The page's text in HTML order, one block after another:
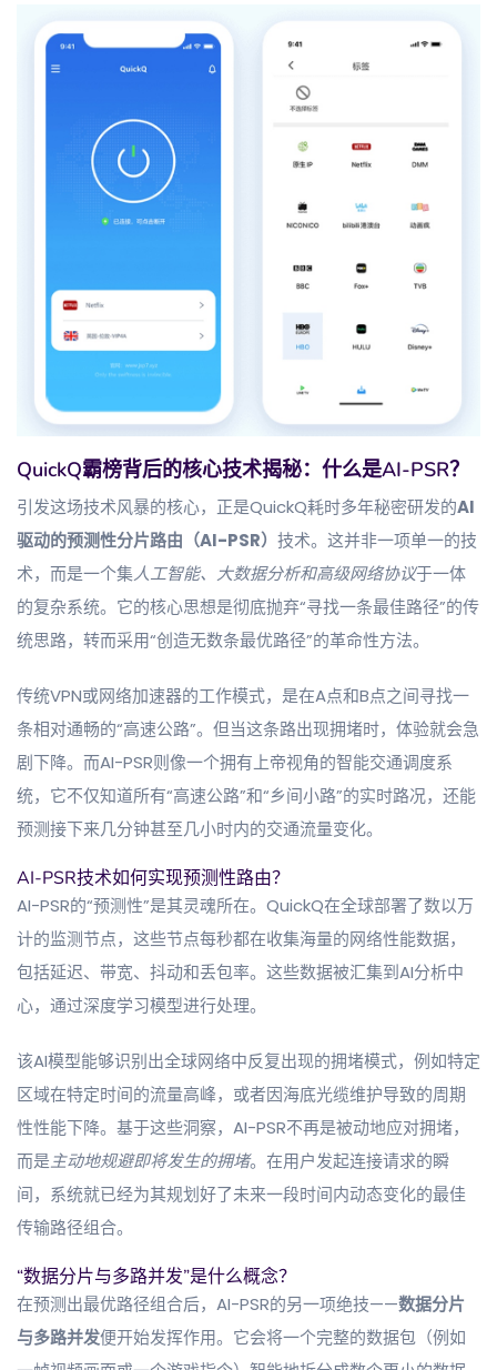
QuickQ霸榜背后的核心技术揭秘：什么是AI-PSR？
引发这场技术风暴的核心，正是QuickQ耗时多年秘密研发的AI
驱动的预测性分片路由（AI-PSR） 技术。这并非一项单一的技
术，而是一个集人工智能、大数据分析和高级网络协议于一体
的复杂系统。它的核心思想是彻底抛弃“寻找一条最佳路径”的传
统思路，转而采用“创造无数条最优路径”的革命性方法。
传统VPN或网络加速器的工作模式，是在A点和B点之间寻找一
条相对通畅的“高速公路”。但当这条路出现拥堵时，体验就会急
剧下降。而AI-PSR则像一个拥有上帝视角的智能交通调度系
统，它不仅知道所有“高速公路”和“乡间小路”的实时路况，还能
预测接下来几分钟甚至几小时内的交通流量变化。
AI-PSR技术如何实现预测性路由？
AI-PSR的“预测性”是其灵魂所在。QuickQ在全球部署了数以万
计的监测节点，这些节点每秒都在收集海量的网络性能数据，
包括延迟、带宽、抖动和丢包率。这些数据被汇集到AI分析中
心，通过深度学习模型进行处理。
该AI模型能够识别出全球网络中反复出现的拥堵模式，例如特定
区域在特定时间的流量高峰，或者因海底光缆维护导致的周期
性性能下降。基于这些洞察，AI-PSR不再是被动地应对拥堵，
而是主动地规避即将发生的拥堵。在用户发起连接请求的瞬
间，系统就已经为其规划好了未来一段时间内动态变化的最佳
传输路径组合。
“数据分片与多路并发”是什么概念？
在预测出最优路径组合后，AI-PSR的另一项绝技——数据分片
与多路并发便开始发挥作用。它会将一个完整的数据包（例如